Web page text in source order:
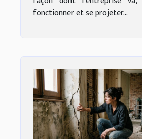
fonctionner et se projeter...